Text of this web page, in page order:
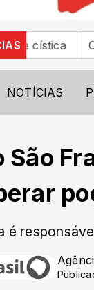
CNC:
NOTÍCIAS
São
é